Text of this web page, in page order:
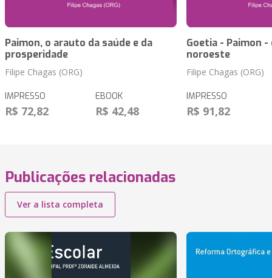
Paimon, o arauto da saúde e da
prosperidade
Filipe Chagas (ORG)
IMPRESSO
R$ 72,82
EBOOK
R$ 42,48
Goetia - Paimon
noroeste
Filipe Chagas (ORG)
IMPRESSO
R$ 91,82
Publicações relacionadas
Ver a lista completa